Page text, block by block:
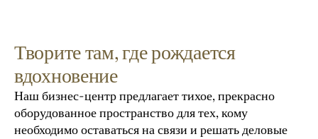
Творите там, где рождается
вдохновение
Наш бизнес-центр предлагает тихое, прекрасно
оборудованное пространство для тех, кому
необходимо оставаться на связи и решать деловые